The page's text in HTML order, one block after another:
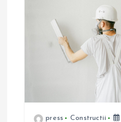
press Constructii